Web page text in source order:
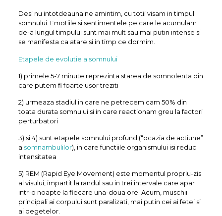
Desi nu intotdeauna ne amintim, cu totii visam in timpul
somnului. Emotiile si sentimentele pe care le acumulam
de-a lungul timpului sunt mai mult sau mai putin intense si
se manifesta ca atare si in timp ce dormim.
Etapele de evolutie a somnului
1) primele 5-7 minute reprezinta starea de somnolenta din
care putem fi foarte usor treziti
2) urmeaza stadiul in care ne petrecem cam 50% din
toata durata somnului si in care reactionam greu la factori
perturbatori
3) si 4) sunt etapele somnului profund (“ocazia de actiune”
a somnambulilor), in care functiile organismului isi reduc
intensitatea
5) REM (Rapid Eye Movement) este momentul propriu-zis
al visului, impartit la randul sau in trei intervale care apar
intr-o noapte la fiecare una-doua ore. Acum, muschii
principali ai corpului sunt paralizati, mai putin cei ai fetei si
ai degetelor.